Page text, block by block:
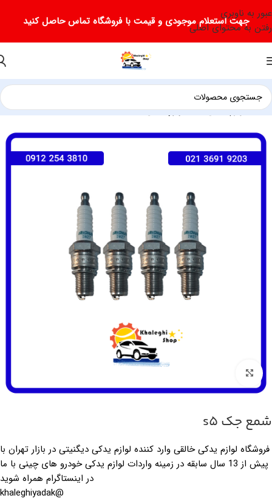
عبور به ناوبری
رفتن به محتوای اصلی
جهت استعلام موجودی و قیمت با فروشگاه تماس حاصل کنید
خانه لوازم یدکی جک لوازم یدکی جک S5
شمع جک s5
فروشگاه لوازم یدکی خالقی وارد کننده لوازم یدکی دیگنیتی در بازار تهران با
پیش از 13 سال سابقه در زمینه واردات لوازم یدکی خودرو های چینی با ما
در اینستاگرام همراه شوید
@khaleghiyadak